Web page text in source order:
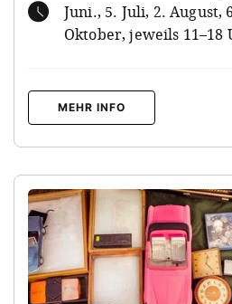
Juni., 5. Juli, 2. August,
Oktober, jeweils 11–18
MEHR INFO